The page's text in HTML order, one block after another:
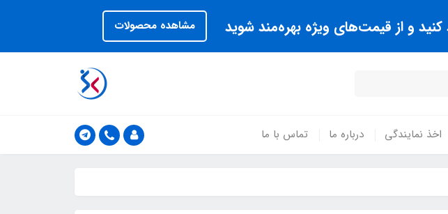
و از قیمت‌های ویژه بهره‌مند شوید مشاهده محصولات
اخذ نمایندگی درباره ما تماس با ما